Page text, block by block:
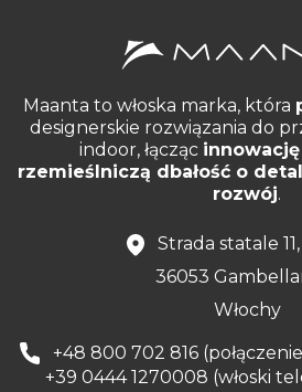
Maanta to włoska marka, która
designerskie rozwiązania do
indoor, łącząc
rzemieślniczą dbałość o
rozwój.
Strada statale 11,
36053
Włochy
+48 800 702 816
+39 0444 1270008 (włoski